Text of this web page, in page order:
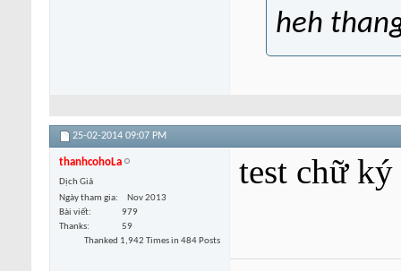
heh
25-02-2014 09:07 PM
thanhcohoLa
Dịch Giả
Ngày tham gia
Nov 2013
Bài viết
979
Thanks
59
Thanked 1,942 Times in 484 Posts
test chữ ký